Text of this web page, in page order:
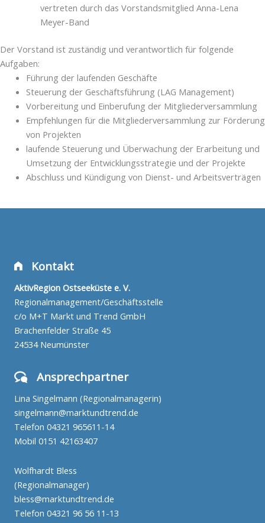
vertreten durch das Vorstandsmitglied Anna-Lena
Meyer-Band
Der Vorstand ist zuständig und verantwortlich für folgende
Aufgaben:
Führung der laufenden Geschäfte
Steuerung der Geschäftsführung (LAG Management)
Vorbereitung und Einberufung der Mitgliederversammlung
Empfehlungen für die Mitgliederversammlung zur Förderung
von Projekten
laufende Steuerung und Überwachung der Erarbeitung und
Umsetzung der Entwicklungsstrategie und der Projekte
Abschluss und Kündigung von Dienst- und Arbeitsverträgen
Kontakt
AktivRegion Ostseeküste e. V.
Regionalmanagement/Geschäftsstelle
c/o M+T Markt und Trend GmbH
Brachenfelder Straße 45
24534 Neumünster
Ansprechpartner
Lina Singelmann (Regionalmanagerin)
singelmann@marktundtrend.de
Telefon 04321 965611-14
Mobil 0151 42163407
Wolfhardt Bless
(Regionalmanager)
bless@marktundtrend.de
Telefon 04321 96 56 11-13